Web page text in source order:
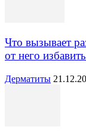
Что вызывает
от него
Дерматиты